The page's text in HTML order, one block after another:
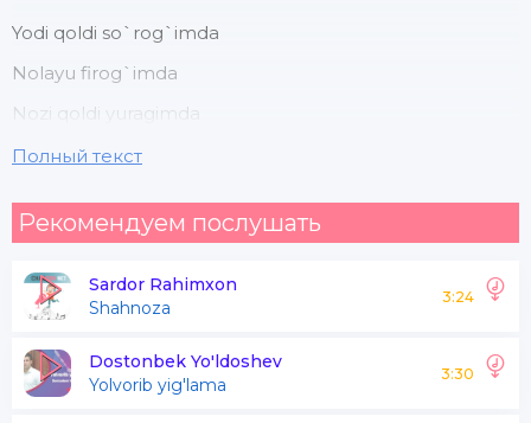
Yodi qoldi so`rog`imda
Nolayu firog`imda
Nozi qoldi yuragimda
Yodi qoldi so`rog`imda
Qoldim hajr dog`ida
Ayriliqning bog`ida
Kelmasmi tong chog`ida
Hol so`rab gadosidan
Полный текст
Рекомендуем послушать
Sardor Rahimxon
Shahnoza
3:24
Dostonbek Yo'ldoshev
Yolvorib yig'lama
3:30